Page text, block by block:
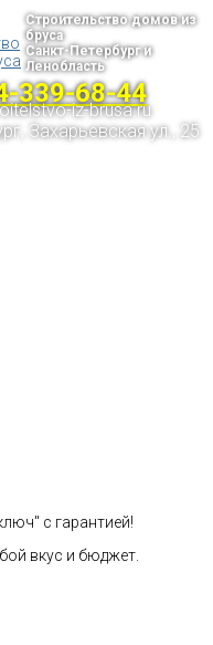
Строительство домов из
бруса
Санкт-Петербург и
Ленобласть
339-68-44
iz-brusa.ru
Захарьевская ул., 25
с гарантией!
вкус и бюджет.